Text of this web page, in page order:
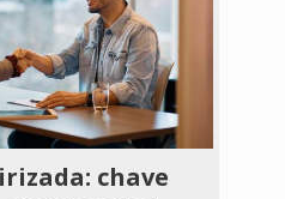
chave